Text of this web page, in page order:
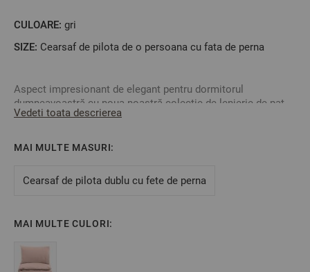
CULOARE: gri
SIZE: Cearsaf de pilota de o persoana cu fata de perna
Aspect impresionant de elegant pentru dormitorul
dumneavoastră cu noua noastră colecție de lenjerie de pat
Percale.
dumneavoastră și celor dragi o senzație superbă de puritate
Caracteristici:
- cearșaf de pilotă: 150/210 cm - 1 bucată
Material: Percale 50% bumbac / 50% bambus
Culoare: Gri deschis pastel
Vedeti toata descrierea
MAI MULTE MASURI:
Cearsaf de pilota dublu cu fete de perna
MAI MULTE CULORI: